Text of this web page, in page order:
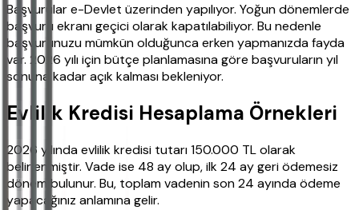
Başvurular e-Devlet üzerinden yapılıyor. Yoğun dönemlerde
başvuru ekranı geçici olarak kapatılabiliyor. Bu nedenle
başvurunuzu mümkün olduğunca erken yapmanızda fayda
var. 2026 yılı için bütçe planlamasına göre başvuruların yıl
sonuna kadar açık kalması bekleniyor.
Evlilik Kredisi Hesaplama Örnekleri
2026 yılında evlilik kredisi tutarı 150.000 TL olarak
belirlenmiştir. Vade ise 48 ay olup, ilk 24 ay geri ödemesiz
dönem bulunur. Bu, toplam vadenin son 24 ayında ödeme
yapacağınız anlamına gelir.